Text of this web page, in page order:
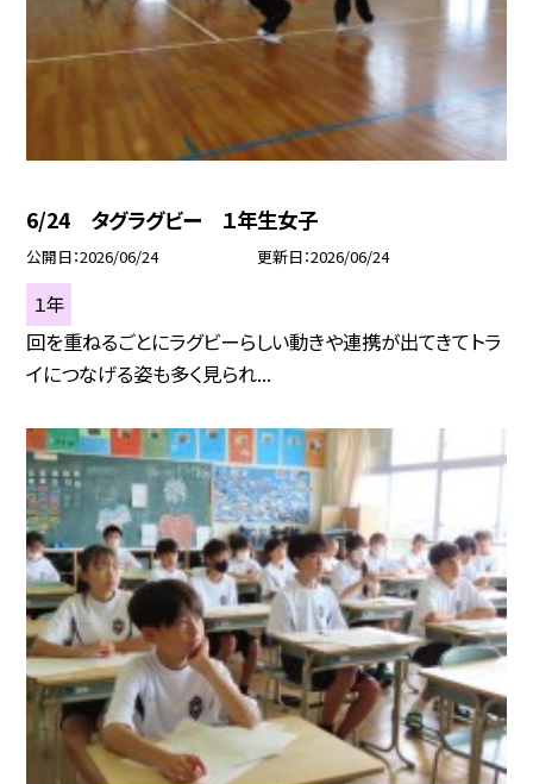
6/24 タグラグビー １年生女子
公開日 2026/06/24 更新日 2026/06/24
１年
回を重ねるごとにラグビーらしい動きや連携が出てきてトラ
イにつなげる姿も多く見られ...